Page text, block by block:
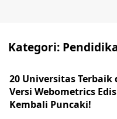
Kategori:
20 Universitas Terbaik
Versi Webometrics
Kembali Puncaki!